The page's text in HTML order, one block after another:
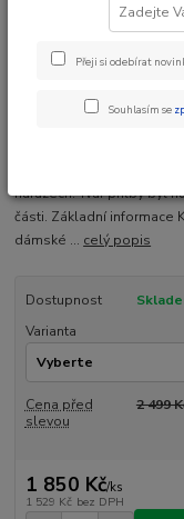
systémem
nárazech. Tvar přilby byl
části. Základní informace
dámské ... celý popis
Dostupnost
Varianta
Cena před
slevou
2 499
1 850 Kč/ks
1 529 Kč bez DPH
Přeji si odebírat
Souhlasím se